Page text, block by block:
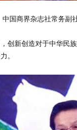
中国商界杂志社常务副
创新创造对于中华
。